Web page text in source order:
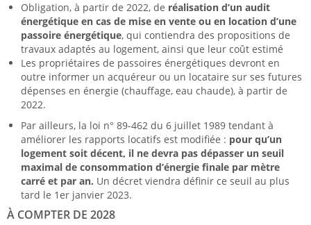
Obligation, à partir de 2022, de réalisation d’un audit
énergétique en cas de mise en vente ou en location d’une
passoire énergétique, qui contiendra des propositions de
travaux adaptés au logement, ainsi que leur coût estimé
Les propriétaires de passoires énergétiques devront en
outre informer un acquéreur ou un locataire sur ses futures
dépenses en énergie (chauffage, eau chaude), à partir de
2022.
Par ailleurs, la loi n° 89-462 du 6 juillet 1989 tendant à
améliorer les rapports locatifs est modifiée : pour qu’un
logement soit décent, il ne devra pas dépasser un seuil
maximal de consommation d’énergie finale par mètre
carré et par an. Un décret viendra définir ce seuil au plus
tard le 1er janvier 2023.
À COMPTER DE 2028